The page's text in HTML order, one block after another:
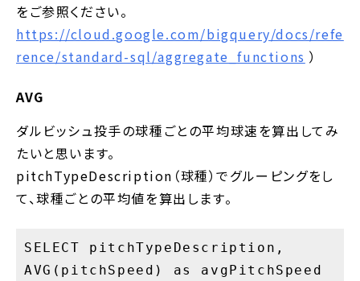
をご参照ください。
https://cloud.google.com/bigquery/docs/refe
rence/standard-sql/aggregate_functions ）
AVG
ダルビッシュ投手の球種ごとの平均球速を算出してみ
たいと思います。
pitchTypeDescription（球種）でグルーピングをし
て、球種ごとの平均値を算出します。
SELECT pitchTypeDescription,
AVG(pitchSpeed) as avgPitchSpeed